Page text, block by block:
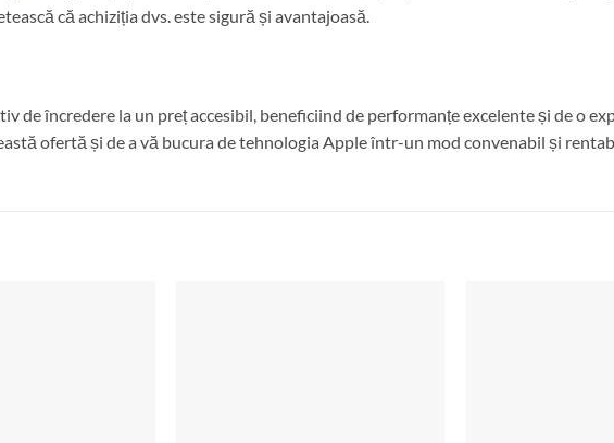
că achiziția dvs. este sigură și avantajoasă.
de încredere la un preț accesibil, beneficiind de performanțe excelente și de o
ofertă și de a vă bucura de tehnologia Apple într-un mod convenabil și